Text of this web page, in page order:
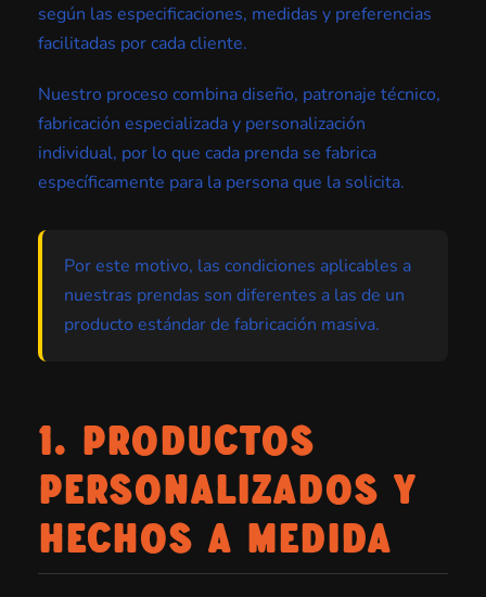
según las especificaciones, medidas y preferencias
facilitadas por cada cliente.
Nuestro proceso combina diseño, patronaje técnico,
fabricación especializada y personalización
individual, por lo que cada prenda se fabrica
específicamente para la persona que la solicita.
Por este motivo, las condiciones aplicables a
nuestras prendas son diferentes a las de un
producto estándar de fabricación masiva.
1. PRODUCTOS
PERSONALIZADOS Y
HECHOS A MEDIDA